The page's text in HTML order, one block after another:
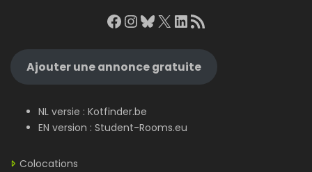
Facebook
Instagram
Bluesky
X LinkedIn
RSS Feed
Ajouter une annonce gratuite
NL versie : Kotfinder.be
EN version : Student-Rooms.eu
Colocations